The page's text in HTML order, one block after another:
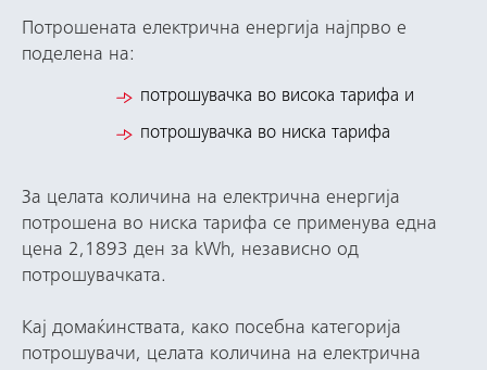
Потрошената електрична енергија најпрво е
поделена на:
потрошувачка во висока тарифа и
потрошувачка во ниска тарифа
За целата количина на електрична енергија
потрошена во ниска тарифа се применува една
цена 2,1893 ден за kWh, независно од
потрошувачката.
Кај домаќинствата, како посебна категорија
потрошувачи, целата количина на електрична